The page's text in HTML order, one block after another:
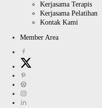
Kerjasama Terapis
Kerjasama Pelatihan
Kontak Kami
Member Area